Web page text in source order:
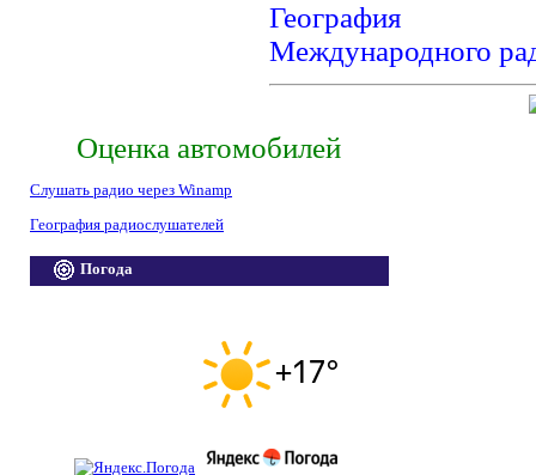
География
Международного
Оценка автомобилей
Слушать радио через Winamp
География радиослушателей
Погода